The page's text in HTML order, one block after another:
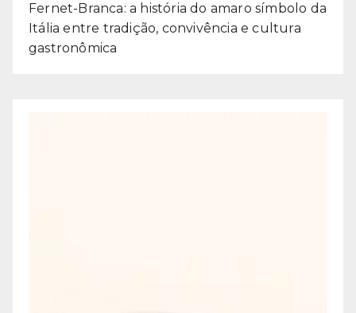
Fernet-Branca: a história do amaro símbolo da
Itália entre tradição, convivência e cultura
gastronômica